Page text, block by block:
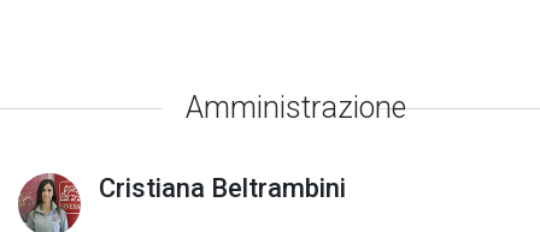
Amministrazione
Cristiana Beltrambini